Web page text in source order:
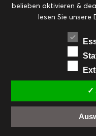
Eingemachtes
Rezepte
Suppen, Salate
Weihnachten
FACEBOOK
belieben aktivieren &
lesen Sie
✓